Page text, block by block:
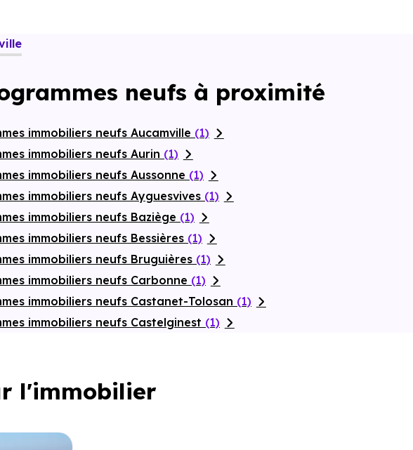
neufs à proximité
immobiliers neufs Aucamville (1)
immobiliers neufs Aurin (1)
immobiliers neufs Aussonne (1)
immobiliers neufs Ayguesvives (1)
immobiliers neufs Baziège (1)
immobiliers neufs Bessières (1)
immobiliers neufs Bruguières (1)
immobiliers neufs Carbonne (1)
immobiliers neufs Castanet-Tolosan (1)
immobiliers neufs Castelginest (1)
l'immobilier